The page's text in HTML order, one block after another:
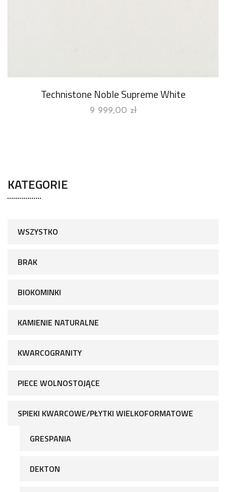
Technistone Noble Supreme White
9 999,00 zł
KATEGORIE
WSZYSTKO
BRAK
BIOKOMINKI
KAMIENIE NATURALNE
KWARCOGRANITY
PIECE WOLNOSTOJĄCE
SPIEKI KWARCOWE/PŁYTKI WIELKOFORMATOWE
GRESPANIA
DEKTON